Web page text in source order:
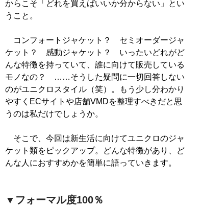
からこそ「どれを買えばいいか分からない」とい
うこと。
コンフォートジャケット？ セミオーダージャ
ケット？ 感動ジャケット？ いったいどれがど
んな特徴を持っていて、誰に向けて販売している
モノなの？ ……そうした疑問に一切回答しない
のがユニクロスタイル（笑）。もう少し分わかり
やすくECサイトや店舗VMDを整理すべきだと思
うのは私だけでしょうか。
そこで、今回は新生活に向けてユニクロのジャ
ケット類をピックアップ。どんな特徴があり、ど
んな人におすすめかを簡単に語っていきます。
▼フォーマル度100％